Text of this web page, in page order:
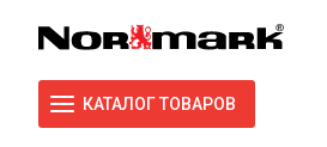
КАТАЛОГ ТОВАРОВ